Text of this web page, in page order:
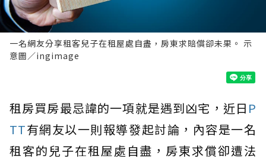
一名網友分享租客兒子在租屋處自盡，房東求賠償卻未果。 示
意圖／ingimage
租房買房最忌諱的一項就是遇到凶宅，近日 P
TT有網友以一則報導發起討論，內容是一名
租客的兒子在租屋處自盡，房東求償卻遭法